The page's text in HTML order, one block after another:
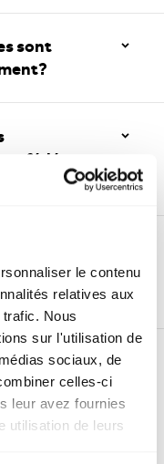
le contenu
relatives aux
Nous
sur l'utilisation de
sociaux, de
celles-ci
leur avez fournies
utilisation de leurs
sont
fédéraux
les
d’une subvention
école à ce sujet.
au moment de la
fédéral (résultat de
vous sera
de